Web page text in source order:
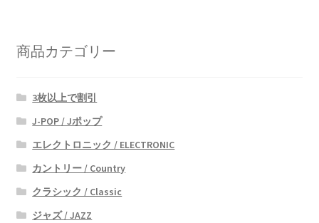
商品カテゴリー
3枚以上で割引
J-POP / Jポップ
エレクトロニック / ELECTRONIC
カントリー / Country
クラシック / Classic
ジャズ / JAZZ